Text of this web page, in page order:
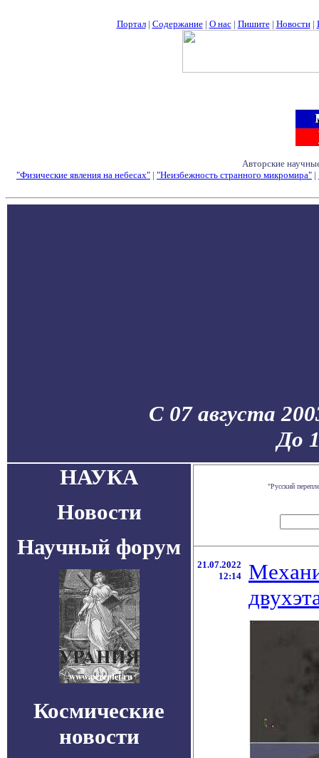
Портал| Содержание| О нас| Пишите| Новости|
Авторские
"Физические явления на небесах" | "Неизбежность странного микромира" |
С 07 августа
До
НАУКА
Новости
Научный форум
Космические
новости
"Русский
21.07.2022
12:14